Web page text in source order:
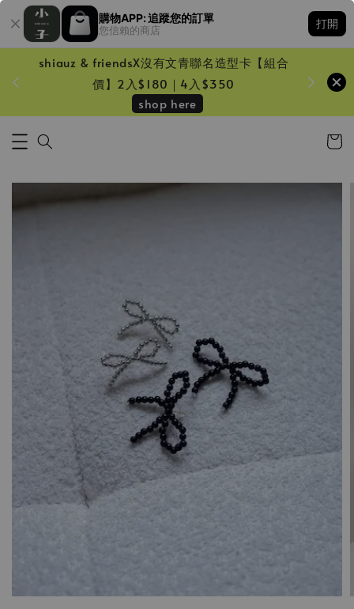
購物APP: 追蹤您的訂單
您信賴的商店
打開
shiauz & friendsX沒有文青聯名造型卡【組合
價】2入$180｜4入$350
shop here